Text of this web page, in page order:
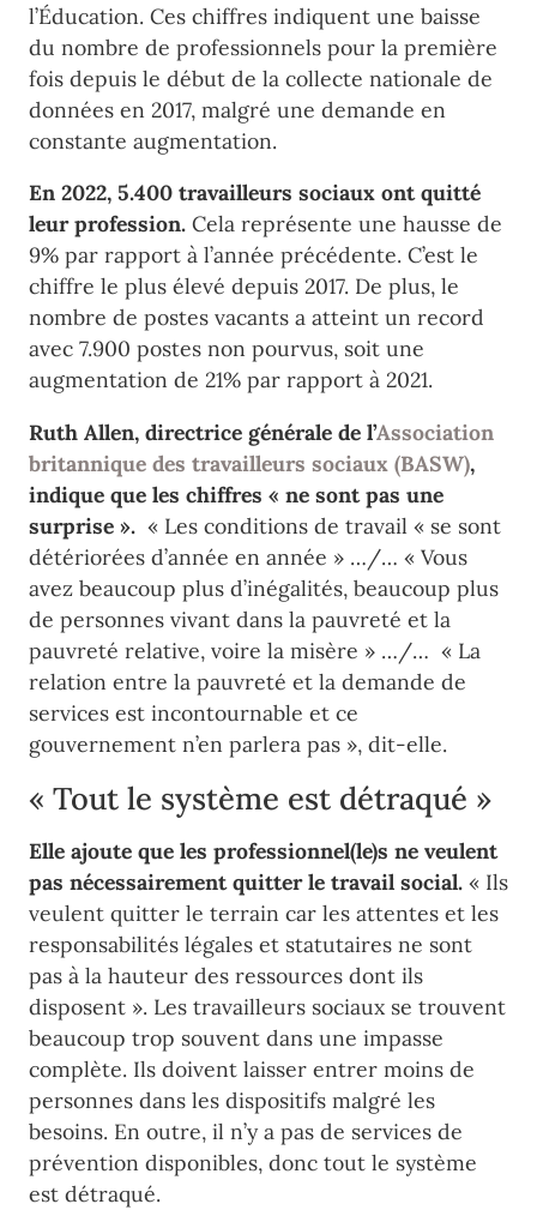
l’Éducation. Ces chiffres indiquent une baisse
du nombre de professionnels pour la première
fois depuis le début de la collecte nationale de
données en 2017, malgré une demande en
constante augmentation.
En 2022, 5.400 travailleurs sociaux ont quitté
leur profession. Cela représente une hausse de
9% par rapport à l’année précédente. C’est le
chiffre le plus élevé depuis 2017. De plus, le
nombre de postes vacants a atteint un record
avec 7.900 postes non pourvus, soit une
augmentation de 21% par rapport à 2021.
Ruth Allen, directrice générale de l’Association
britannique des travailleurs sociaux (BASW),
indique que les chiffres « ne sont pas une
surprise ». « Les conditions de travail « se sont
détériorées d’année en année » …/… « Vous
avez beaucoup plus d’inégalités, beaucoup plus
de personnes vivant dans la pauvreté et la
pauvreté relative, voire la misère » …/… « La
relation entre la pauvreté et la demande de
services est incontournable et ce
gouvernement n’en parlera pas », dit-elle.
« Tout le système est détraqué »
Elle ajoute que les professionnel(le)s ne veulent
pas nécessairement quitter le travail social. « Ils
veulent quitter le terrain car les attentes et les
responsabilités légales et statutaires ne sont
pas à la hauteur des ressources dont ils
disposent ». Les travailleurs sociaux se trouvent
beaucoup trop souvent dans une impasse
complète. Ils doivent laisser entrer moins de
personnes dans les dispositifs malgré les
besoins. En outre, il n’y a pas de services de
prévention disponibles, donc tout le système
est détraqué.